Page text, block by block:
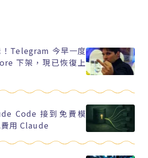
Telegram 今早一度
下架，現已恢復上
Code 接到免費模
用 Claude